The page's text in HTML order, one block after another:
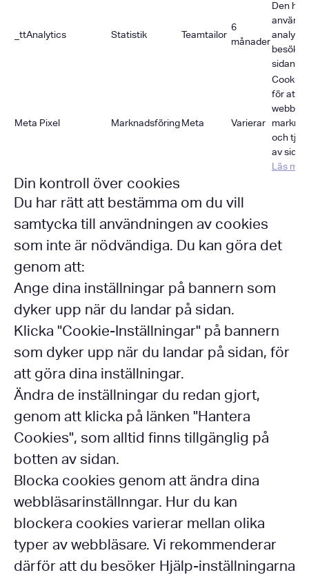
_ttAnalytics Statistik Teamtailor
6
månader
Den
sidan.
Meta Pixel MarknadsföringMeta Varierar
för att
och
av
Läs mer
Din kontroll över cookies
Du har rätt att bestämma om du vill
samtycka till användningen av cookies
som inte är nödvändiga. Du kan göra det
genom att:
Ange dina inställningar på bannern som
dyker upp när du landar på sidan.
Klicka "Cookie-Inställningar" på bannern
som dyker upp när du landar på sidan, för
att göra dina inställningar.
Ändra de inställningar du redan gjort,
genom att klicka på länken "Hantera
Cookies", som alltid finns tillgänglig på
botten av sidan.
Blocka cookies genom att ändra dina
webbläsarinställnngar. Hur du kan
blockera cookies varierar mellan olika
typer av webbläsare. Vi rekommenderar
därför att du besöker Hjälp-inställningarna